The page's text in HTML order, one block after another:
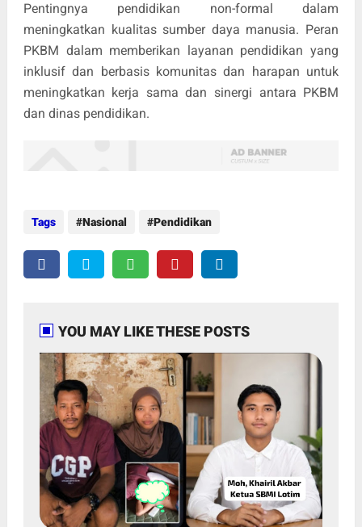
Pentingnya pendidikan non-formal dalam
meningkatkan kualitas sumber daya manusia. Peran
PKBM dalam memberikan layanan pendidikan yang
inklusif dan berbasis komunitas dan harapan untuk
meningkatkan kerja sama dan sinergi antara PKBM
dan dinas pendidikan.
Tags Nasional Pendidikan
YOU MAY LIKE THESE POSTS